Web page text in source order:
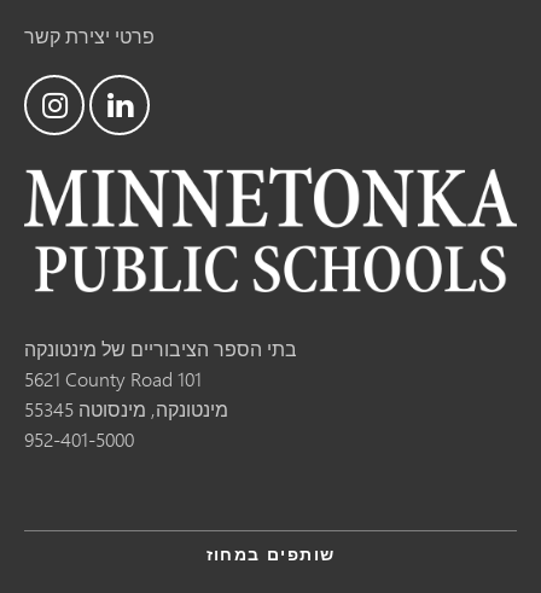
פרטי יצירת קשר
בתי הספר הציבוריים של מינטונקה
5621 County Road 101
מינטונקה, מינסוטה 55345
952-401-5000
שותפים במחוז